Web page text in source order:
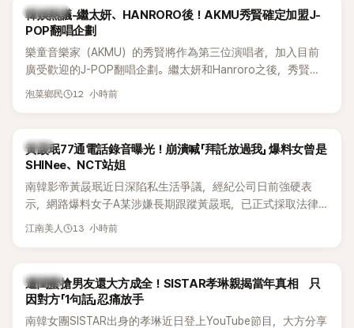
熱議討論
韓娛熱議-繼太妍、HANRORO後！AKMU秀賢確定加盟J-
POP翻唱企劃
樂童音樂家（AKMU）的秀賢將作為第三位演唱者，加入目前
廣受歡迎的J-POP翻唱企劃。繼太妍和Hanroro之後，秀賢已
獲選為第三首翻唱歌曲的主唱，並於近期完成錄音。
泡菜鄉民 12 小時前
韓星
黃晸珉77通電話錄音曝光！崩潰喊「拜託放過我」 爆料女曾是
SHINee、NCT站姐
南韓影帝黃晸珉近日深陷私生活爭議，經紀公司日前強硬表
示，網路爆料女子A某涉嫌長期跟蹤黃晸珉，已正式採取法律
行動。不過，A並未停止發聲，持續透過社群平台公開爆料，反
的錄音內容，而A也首度承認自己過去曾是SHINee、NCT等偶
像團體的「站姐」，事件持續延燒。
江南美人 13 小時前
K-POP
遭閨蜜搶男友還大方成全！SISTAR孝琳親揭當年真相 只
因對方「1句話」忍痛放手
南韓女團SISTAR出身的孝琳近日登上YouTube節目，大方分享